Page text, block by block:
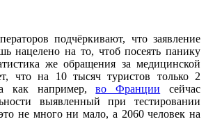
подчёркивают, что заявление
нацелено на то, чтоб посеять панику
же обращения за медицинской
что на 10 тысяч туристов только 2
как например,во Франции сейчас
выявленный при тестировании
не много ни мало, а 2060 человек на